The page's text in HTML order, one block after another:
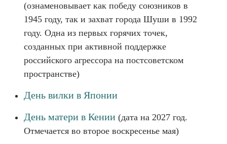
(ознаменовывает как победу союзников в
1945 году, так и захват города Шуши в 1992
году. Одна из первых горячих точек,
созданных при активной поддержке
российского агрессора на постсоветском
пространстве)
День вилки в Японии
День матери в Кении (дата на 2027 год.
Отмечается во второе воскресенье мая)